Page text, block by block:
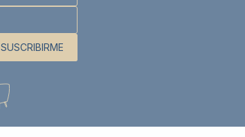
SUSCRIBIRME